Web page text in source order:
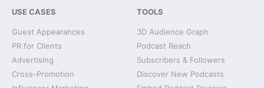
USE CASES
Guest Appearances
PR for Clients
Advertising
Cross-Promotion
TOOLS
3D Audience Graph
Podcast Reach
Subscribers & Followers
Discover New Podcasts